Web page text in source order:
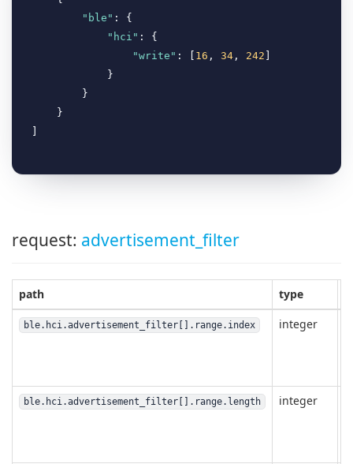
"ble" : {
"hci" : {
"write" : [ 16 , 34 , 242 ]
            }
        }
    }
request: advertisement_filter
path type
ble.hci.advertisement_filter[].range.index integer
ble.hci.advertisement_filter[].range.length integer